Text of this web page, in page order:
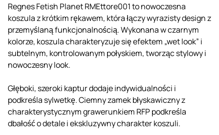
Regnes Fetish Planet RMEttore001 to nowoczesna
koszula z krótkim rękawem, która łączy wyrazisty design z
przemyślaną funkcjonalnością. Wykonana w czarnym
kolorze, koszula charakteryzuje się efektem „wet look” i
subtelnym, kontrolowanym połyskiem, tworząc stylowy i
nowoczesny look.
Głęboki, szeroki kaptur dodaje indywidualności i
podkreśla sylwetkę. Ciemny zamek błyskawiczny z
charakterystycznym grawerunkiem RFP podkreśla
dbałość o detale i ekskluzywny charakter koszuli.